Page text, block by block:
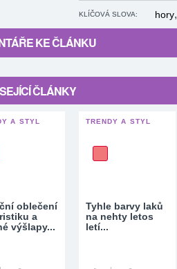
KLÍČOVÁ SLOVA: hory,
KE ČLÁNKU
ČLÁNKY
A STYL
oblečení
a
výšlapy...
TRENDY A STYL
Tyhle barvy laků
na nehty letos
letí...